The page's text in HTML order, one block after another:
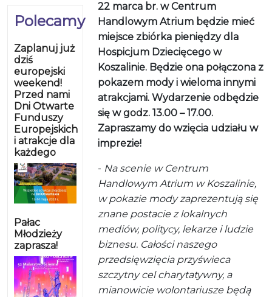
Polecamy
Zaplanuj już
dziś
europejski
weekend!
Przed nami
Dni Otwarte
Funduszy
Europejskich
i atrakcje dla
każdego
Pałac
Młodzieży
zaprasza!
22 marca br. w Centrum
Handlowym Atrium będzie mieć
miejsce zbiórka pieniędzy dla
Hospicjum Dziecięcego w
Koszalinie. Będzie ona połączona z
pokazem mody i wieloma innymi
atrakcjami. Wydarzenie odbędzie
się w godz. 13.00 – 17.00.
Zapraszamy do wzięcia udziału w
imprezie!
- Na scenie w Centrum
Handlowym Atrium w Koszalinie,
w pokazie mody zaprezentują się
znane postacie z lokalnych
mediów, politycy, lekarze i ludzie
biznesu. Całości naszego
przedsięwzięcia przyświeca
szczytny cel charytatywny, a
mianowicie wolontariusze będą